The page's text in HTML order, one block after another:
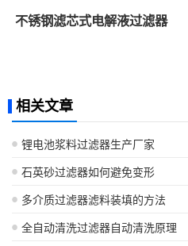
不锈钢滤芯式电解液过滤器
相关文章
锂电池浆料过滤器生产厂家
石英砂过滤器如何避免变形
多介质过滤器滤料装填的方法
全自动清洗过滤器自动清洗原理